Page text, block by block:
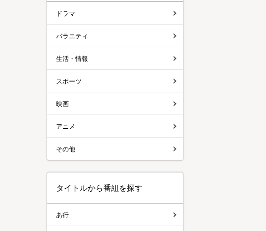
ドラマ
バラエティ
生活・情報
スポーツ
映画
アニメ
その他
タイトルから番組を探す
あ行